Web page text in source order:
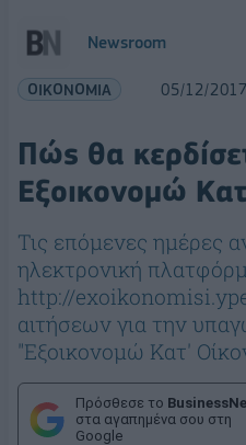
Newsroom
ΟΙΚΟΝΟΜΙΑ 05/12/2017
Πώς θα
Εξοικονομώ
Τις επόμενες ημέρες
ηλεκτρονική
http://
αιτήσεων για την
"Εξοικονομώ Κατ'
Πρόσθεσε το
στα αγαπημένα σου στη
Google